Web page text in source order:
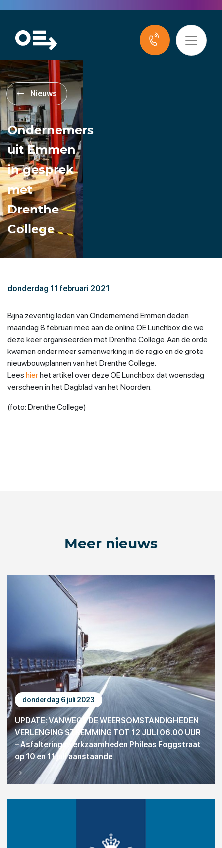
Nieuws
Ondernemers
uit Emmen
in gesprek
met
Drenthe
College
donderdag 11 februari 2021
Bijna zeventig leden van Ondernemend Emmen deden
maandag 8 februari mee aan de online OE Lunchbox die we
deze keer organiseerden met Drenthe College. Aan de orde
kwamen onder meer samenwerking in de regio en de grote
nieuwbouwplannen van het Drenthe College.
Lees hierhet artikel over deze OE Lunchbox dat woensdag
verscheen in het Dagblad van het Noorden.
(foto: Drenthe College)
Meer nieuws
donderdag 6 juli 2023
UPDATE: VANWEGE DE WEERSOMSTANDIGHEDEN
VERLENGING STREMMING TOT 12 JULI 06.00 UUR
– Asfalteringswerkzaamheden Phileas Foggstraat
op 10 en 11 juli aanstaande